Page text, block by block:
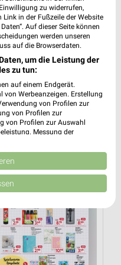
bis Mi. 30.09.
zu widerrufen,
in der Fußzeile der Website
Auf dieser Seite können
werden unseren
auf die Browserdaten.
um die Leistung der
zu tun:
auf einem Endgerät.
von Werbeanzeigen. Erstellung
von Profilen zur
von Profilen zur
von Profilen zur Auswahl
Messung der
Quellen. Entwicklung und
Daten zur Auswahl
weitergegeben und in die